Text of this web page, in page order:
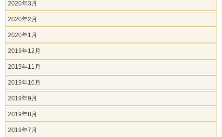
2020年3月
2020年2月
2020年1月
2019年12月
2019年11月
2019年10月
2019年9月
2019年8月
2019年7月